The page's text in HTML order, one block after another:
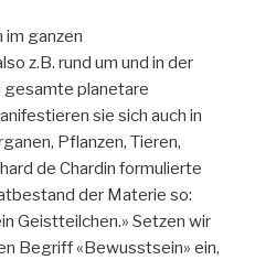
im ganzen
z.B. rund um und in der
gesamte planetare
sie sich auch in
Pflanzen, Tieren,
de Chardin formulierte
der Materie so:
Geistteilchen.» Setzen wir
Begriff «Bewusstsein» ein,